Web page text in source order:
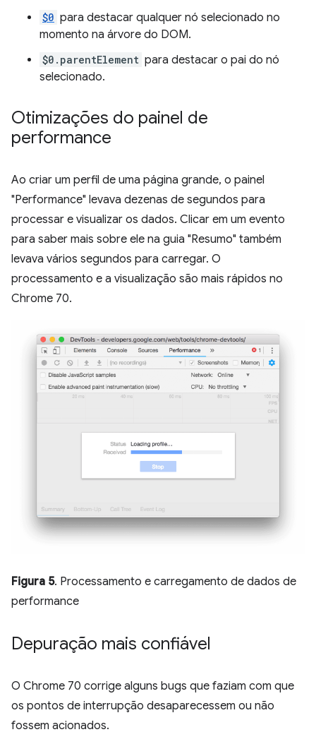
$0 para destacar qualquer nó selecionado no
momento na árvore do DOM.
$0.parentElement para destacar o pai do nó
selecionado.
Otimizações do painel de
performance
Ao criar um perfil de uma página grande, o painel
"Performance" levava dezenas de segundos para
processar e visualizar os dados. Clicar em um evento
para saber mais sobre ele na guia "Resumo" também
levava vários segundos para carregar. O
processamento e a visualização são mais rápidos no
Chrome 70.
Figura 5. Processamento e carregamento de dados de
performance
Depuração mais confiável
O Chrome 70 corrige alguns bugs que faziam com que
os pontos de interrupção desaparecessem ou não
fossem acionados.